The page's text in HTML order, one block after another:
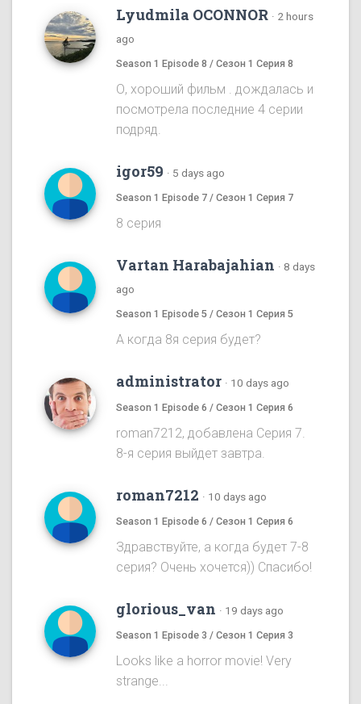
Lyudmila OCONNOR · 2 hours
ago
Season 1 Episode 8 / Сезон 1 Серия 8
О, хороший фильм . дождалась и
посмотрела последние 4 серии
подряд.
igor59 · 5 days ago
Season 1 Episode 7 / Сезон 1 Серия 7
8 серия
Vartan Harabajahian · 8 days
ago
Season 1 Episode 5 / Сезон 1 Серия 5
А когда 8я серия будет?
administrator · 10 days ago
Season 1 Episode 6 / Сезон 1 Серия 6
roman7212, добавлена Серия 7.
8-я серия выйдет завтра.
roman7212 · 10 days ago
Season 1 Episode 6 / Сезон 1 Серия 6
Здравствуйте, а когда будет 7-8
серия? Очень хочется)) Спасибо!
glorious_van · 19 days ago
Season 1 Episode 3 / Сезон 1 Серия 3
Looks like a horror movie! Very
strange...